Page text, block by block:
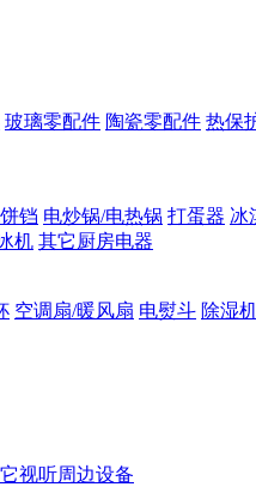
玻璃零配件 陶瓷零配件 热保
铛 电炒锅/电热锅 打蛋器 冰
机 其它厨房电器
空调扇/暖风扇 电熨斗 除湿
视听周边设备